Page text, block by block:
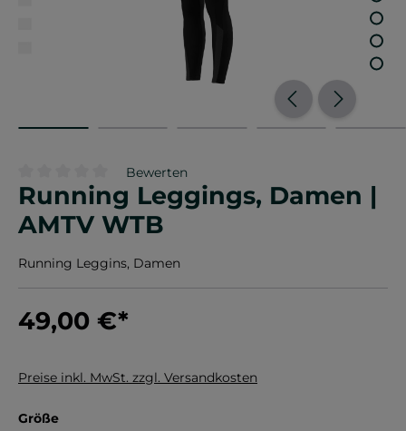
Durchschnittliche Bewertung von 0 von 5 Sternen
Bewerten
Running Leggings, Damen |
AMTV WTB
Running Leggins, Damen
49,00 €*
Preise inkl. MwSt. zzgl. Versandkosten
Größeauswählen